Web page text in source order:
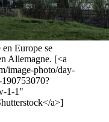
Europe se
Allemagne. [<a
image-photo/day-
1-1"
a>]